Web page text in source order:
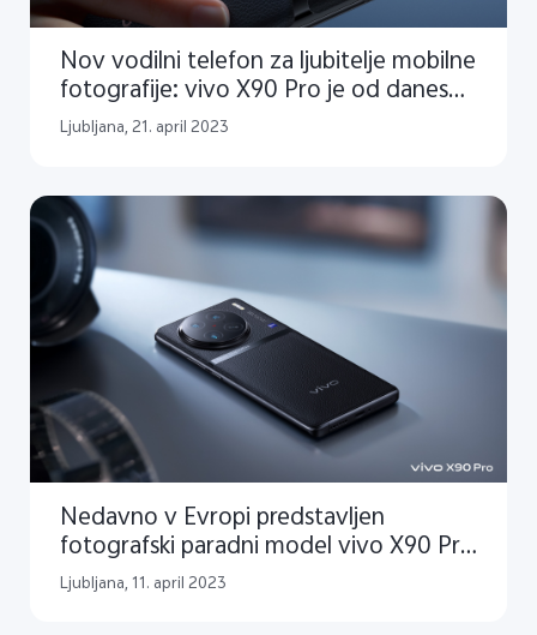
Nov vodilni telefon za ljubitelje mobilne
fotografije: vivo X90 Pro je od danes
na voljo tudi v Sloveniji
Ljubljana, 21. april 2023
Nedavno v Evropi predstavljen
fotografski paradni model vivo X90 Pro
prihaja tudi v Slovenijo
Ljubljana, 11. april 2023